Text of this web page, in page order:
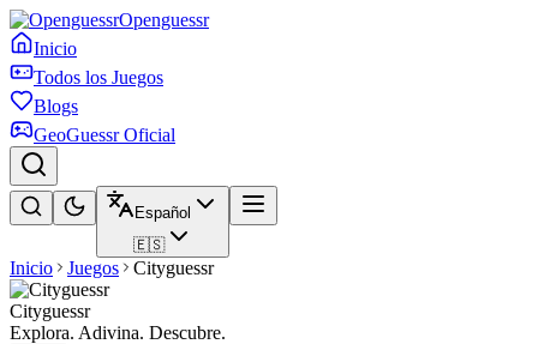
Openguessr
Inicio
Todos los Juegos
Blogs
GeoGuessr Oficial
Español
🇪🇸
Inicio Juegos Cityguessr
Cityguessr
Explora. Adivina. Descubre.